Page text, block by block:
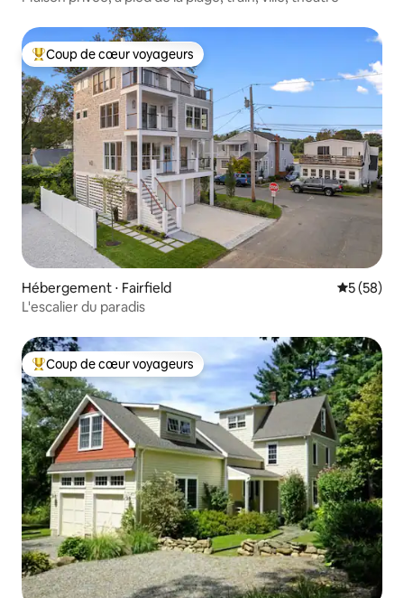
Coups de cœur voyageurs les plus appréciés
Coup de cœur voyageurs
Hébergement ⋅ Fairfield
5 (58)
L'escalier du paradis
Coups de cœur voyageurs les plus appréciés
Coup de cœur voyageurs